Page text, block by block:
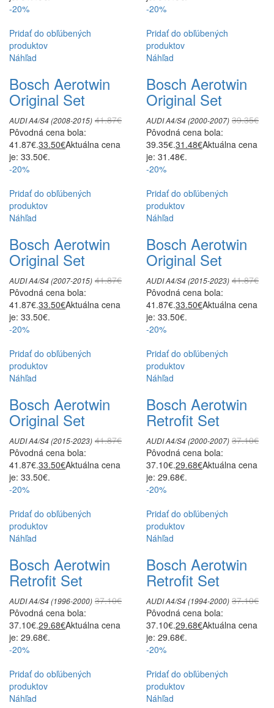
-20%
Pridať do obľúbených
produktov
Náhľad
Bosch Aerotwin
Original Set
AUDI A4/S4 (2008-2015) 41.87€
Pôvodná cena bola:
41.87€.33.50€Aktuálna cena
je: 33.50€.
-20%
Pridať do obľúbených
produktov
Náhľad
Bosch Aerotwin
Original Set
AUDI A4/S4 (2000-2007) 39.35€
Pôvodná cena bola:
39.35€.31.48€Aktuálna cena
je: 31.48€.
-20%
Pridať do obľúbených
produktov
Náhľad
Bosch Aerotwin
Original Set
AUDI A4/S4 (2007-2015) 41.87€
Pôvodná cena bola:
41.87€.33.50€Aktuálna cena
je: 33.50€.
-20%
Pridať do obľúbených
produktov
Náhľad
Bosch Aerotwin
Original Set
AUDI A4/S4 (2015-2023) 41.87€
Pôvodná cena bola:
41.87€.33.50€Aktuálna cena
je: 33.50€.
-20%
Pridať do obľúbených
produktov
Náhľad
Bosch Aerotwin
Original Set
AUDI A4/S4 (2015-2023) 41.87€
Pôvodná cena bola:
41.87€.33.50€Aktuálna cena
je: 33.50€.
-20%
Pridať do obľúbených
produktov
Náhľad
Bosch Aerotwin
Retrofit Set
AUDI A4/S4 (2000-2007) 37.10€
Pôvodná cena bola:
37.10€.29.68€Aktuálna cena
je: 29.68€.
-20%
Pridať do obľúbených
produktov
Náhľad
Bosch Aerotwin
Retrofit Set
AUDI A4/S4 (1996-2000) 37.10€
Pôvodná cena bola:
37.10€.29.68€Aktuálna cena
je: 29.68€.
-20%
Pridať do obľúbených
produktov
Náhľad
Bosch Aerotwin
Retrofit Set
AUDI A4/S4 (1994-2000) 37.10€
Pôvodná cena bola:
37.10€.29.68€Aktuálna cena
je: 29.68€.
-20%
Pridať do obľúbených
produktov
Náhľad
-20%
Pridať do obľúbených
produktov
Náhľad